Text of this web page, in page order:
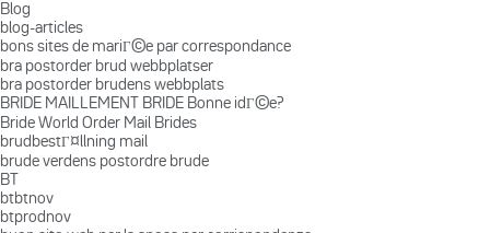
Blog
blog-articles
bons sites de mariГ©e par correspondance
bra postorder brud webbplatser
bra postorder brudens webbplats
BRIDE MAILLEMENT BRIDE Bonne idГ©e?
Bride World Order Mail Brides
brudbestГ¤llning mail
brude verdens postordre brude
BT
btbtnov
btprodnov